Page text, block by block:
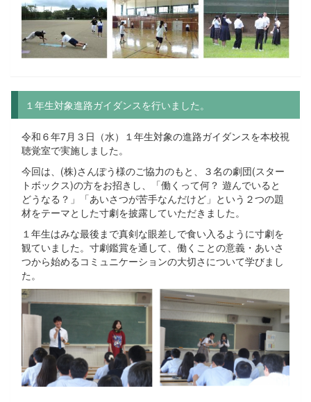
１年生対象進路ガイダンスを行いました。
令和６年7月３日（水）１年生対象の進路ガイダンスを本校視
聴覚室で実施しました。
今回は、(株)さんぽう様のご協力のもと、３名の劇団(スター
トボックス)の方をお招きし、「働くって何？ 遊んでいると
どうなる？」「あいさつが苦手なんだけど」という２つの題
材をテーマとした寸劇を披露していただきました。
１年生はみな最後まで真剣な眼差しで食い入るように寸劇を
観ていました。寸劇鑑賞を通して、働くことの意義・あいさ
つから始めるコミュニケーションの大切さについて学びまし
た。